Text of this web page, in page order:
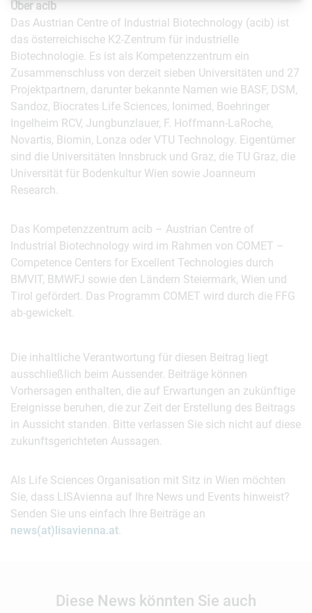
Über acib
Das Austrian Centre of Industrial Biotechnology (acib) ist
das österreichische K2-Zentrum für industrielle
Biotechnologie. Es ist als Kompetenzzentrum ein
Zusammenschluss von derzeit sieben Universitäten und 27
Projektpartnern, darunter bekannte Namen wie BASF, DSM,
Sandoz, Biocrates Life Sciences, Ionimed, Boehringer
Ingelheim RCV, Jungbunzlauer, F. Hoffmann-LaRoche,
Novartis, Biomin, Lonza oder VTU Technology. Eigentümer
sind die Universitäten Innsbruck und Graz, die TU Graz, die
Universität für Bodenkultur Wien sowie Joanneum
Research.
Das Kompetenzzentrum acib – Austrian Centre of
Industrial Biotechnology wird im Rahmen von COMET –
Competence Centers for Excellent Technologies durch
BMVIT, BMWFJ sowie den Ländern Steiermark, Wien und
Tirol gefördert. Das Programm COMET wird durch die FFG
ab-gewickelt.
Die inhaltliche Verantwortung für diesen Beitrag liegt
ausschließlich beim Aussender. Beiträge können
Vorhersagen enthalten, die auf Erwartungen an zukünftige
Ereignisse beruhen, die zur Zeit der Erstellung des Beitrags
in Aussicht standen. Bitte verlassen Sie sich nicht auf diese
zukunftsgerichteten Aussagen.
Als Life Sciences Organisation mit Sitz in Wien möchten
Sie, dass LISAvienna auf Ihre News und Events hinweist?
Senden Sie uns einfach Ihre Beiträge an
news(at)lisavienna.at.
Diese News könnten Sie auch